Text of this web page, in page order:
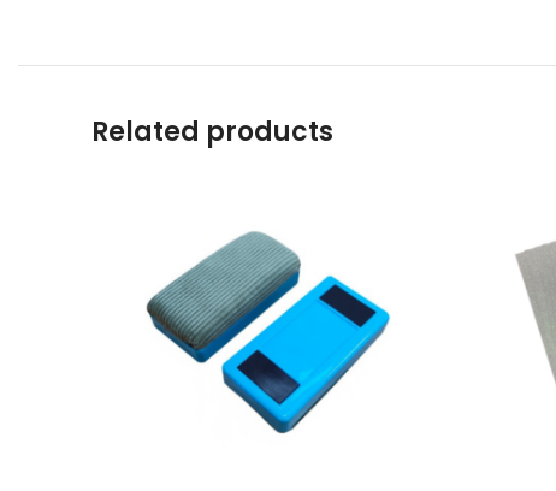
Related products